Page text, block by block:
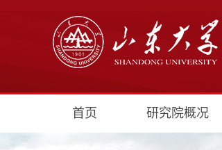
首页 研究院概况